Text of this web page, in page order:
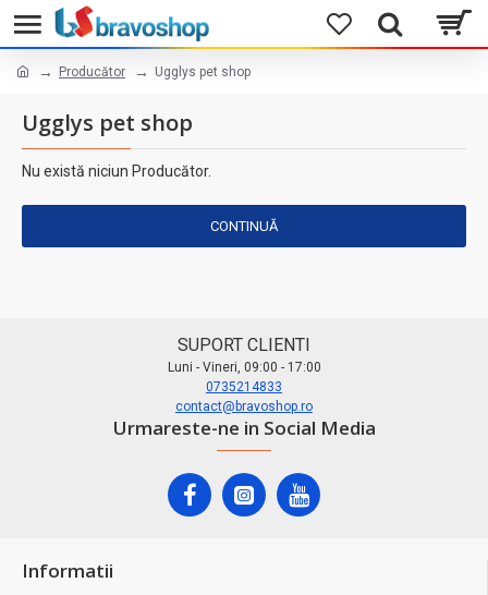
Producător Ugglys pet shop
Ugglys pet shop
Nu există niciun Producător.
CONTINUĂ
SUPORT CLIENTI
Luni - Vineri, 09:00 - 17:00
0735214833
contact@bravoshop.ro
Urmareste-ne in Social Media
Informatii